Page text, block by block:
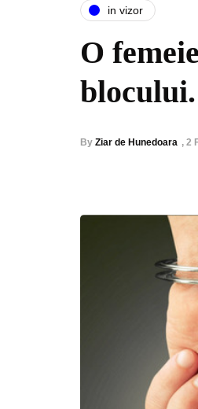
in vizor
O
By Ziar de Hunedoara , 2